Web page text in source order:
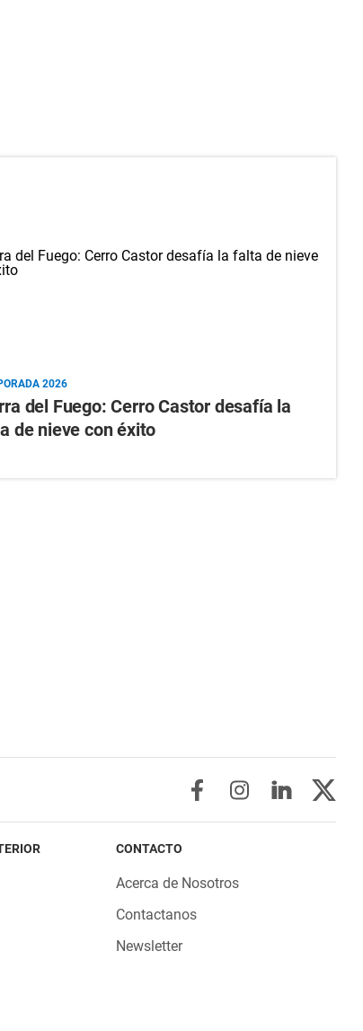
2026
del Fuego: Cerro Castor desafía la
de nieve con éxito
CONTACTO
Acerca de Nosotros
Contactanos
Newsletter